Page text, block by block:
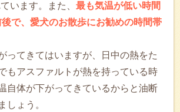
います。また、 最も気温が低い時間
で、愛犬のお散歩にお勧めの時間帯
ってきてはいますが、日中の熱をた
もアスファルトが熱を持っている時
自体が下がってきているからと油断
しょう。